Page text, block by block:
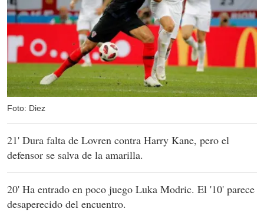
Foto: Diez
21' Dura falta de Lovren contra Harry Kane, pero el
defensor se salva de la amarilla.
20' Ha entrado en poco juego Luka Modric. El '10' parece
desaperecido del encuentro.